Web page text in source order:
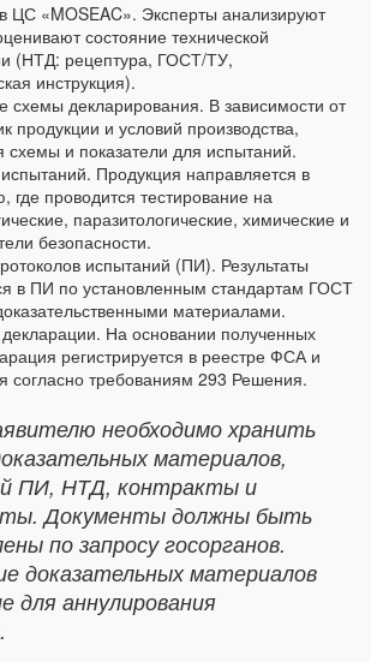
«MOSEAC». Эксперты анализируют
состояние технической
(НТД: рецептура, ГОСТ/ТУ,
инструкция).
схемы декларирования. В зависимости от
продукции и условий производства,
схемы и показатели для испытаний.
Продукция направляется в
где проводится тестирование на
паразитологические, химические и
безопасности.
испытаний (ПИ). Результаты
в ПИ по установленным стандартам ГОСТ
материалами.
декларации. На основании полученных
регистрируется в реестре ФСА и
согласно требованиям 293 Решения.
необходимо хранить
материалов,
ПИ, НТД, контракты и
Документы должны быть
по запросу госорганов.
доказательных материалов
для аннулирования